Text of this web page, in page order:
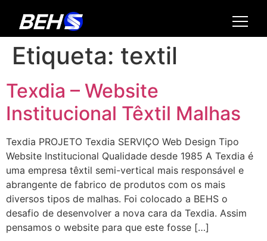
Etiqueta: textil
Texdia – Website
Institucional Têxtil Malhas
Texdia PROJETO Texdia SERVIÇO Web Design Tipo
Website Institucional Qualidade desde 1985 A Texdia é
uma empresa têxtil semi-vertical mais responsável e
abrangente de fabrico de produtos com os mais
diversos tipos de malhas. Foi colocado a BEHS o
desafio de desenvolver a nova cara da Texdia. Assim
pensamos o website para que este fosse […]